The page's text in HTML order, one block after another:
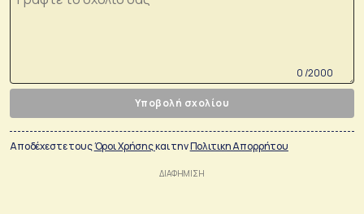
0 /2000
Υποβολή σχολίου
Αποδέχεστε τουςΌροι Χρήσηςκαι τηνΠολιτικη Απορρήτου